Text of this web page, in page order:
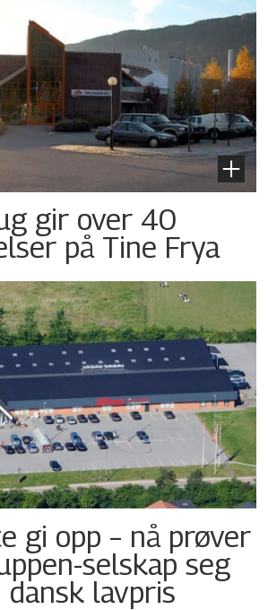
gir over 40
på Tine Frya
gi opp – nå prøver
selskap seg
dansk lavpris